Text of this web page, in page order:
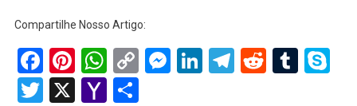
Compartilhe Nosso Artigo:
Facebook
Pinterest
WhatsApp
Copy
Link
Messenger
LinkedIn
Telegram
Reddit
Twitter
X YahooShare